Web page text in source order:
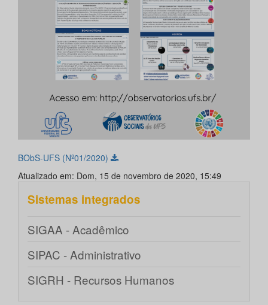
BObS-UFS (Nº01/2020)
Atualizado em: Dom, 15 de novembro de 2020, 15:49
Sistemas integrados
SIGAA - Acadêmico
SIPAC - Administrativo
SIGRH - Recursos Humanos